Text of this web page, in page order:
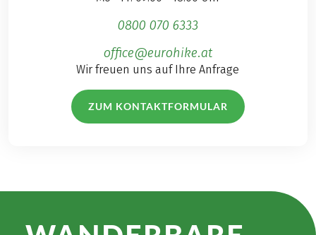
0800 070 6333
office@eurohike.at
Wir freuen uns auf Ihre Anfrage
ZUM KONTAKTFORMULAR